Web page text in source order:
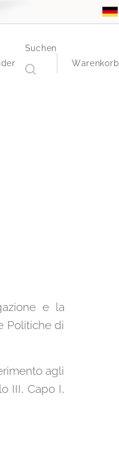
Suchen
Warenkorb
e la
Politiche di
agli
III, Capo I,